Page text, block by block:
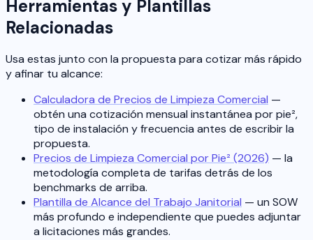
Herramientas y Plantillas
Relacionadas
Usa estas junto con la propuesta para cotizar más rápido
y afinar tu alcance:
Calculadora de Precios de Limpieza Comercial —
obtén una cotización mensual instantánea por pie²,
tipo de instalación y frecuencia antes de escribir la
propuesta.
Precios de Limpieza Comercial por Pie² (2026) — la
metodología completa de tarifas detrás de los
benchmarks de arriba.
Plantilla de Alcance del Trabajo Janitorial — un SOW
más profundo e independiente que puedes adjuntar
a licitaciones más grandes.